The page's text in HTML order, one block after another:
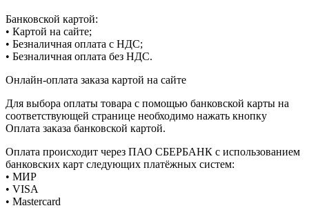
Банковской картой:
• Картой на сайте;
• Безналичная оплата с НДС;
• Безналичная оплата без НДС.
Онлайн-оплата заказа картой на сайте
Для выбора оплаты товара с помощью банковской карты на
соответствующей странице необходимо нажать кнопку
Оплата заказа банковской картой.
Оплата происходит через ПАО СБЕРБАНК с использованием
банковских карт следующих платёжных систем:
• МИР
• VISA
• Mastercard